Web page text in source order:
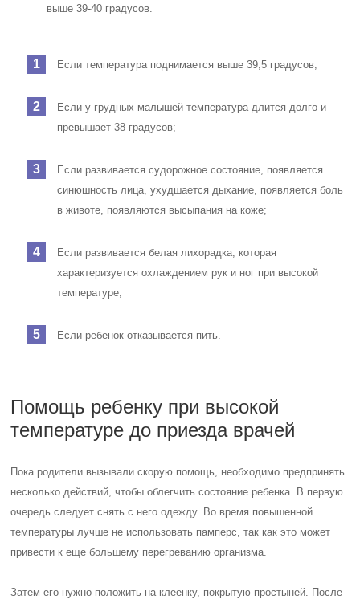
выше 39-40 градусов.
Если температура поднимается выше 39,5 градусов;
Если у грудных малышей температура длится долго и
превышает 38 градусов;
Если развивается судорожное состояние, появляется
синюшность лица, ухудшается дыхание, появляется боль
в животе, появляются высыпания на коже;
Если развивается белая лихорадка, которая
характеризуется охлаждением рук и ног при высокой
температуре;
Если ребенок отказывается пить.
Помощь ребенку при высокой
температуре до приезда врачей
Пока родители вызывали скорую помощь, необходимо предпринять
несколько действий, чтобы облегчить состояние ребенка. В первую
очередь следует снять с него одежду. Во время повышенной
температуры лучше не использовать памперс, так как это может
привести к еще большему перегреванию организма.
Затем его нужно положить на клеенку, покрытую простыней. После